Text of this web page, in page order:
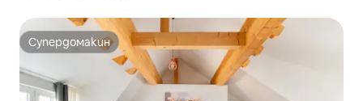
Супердомакин
Супердомакин